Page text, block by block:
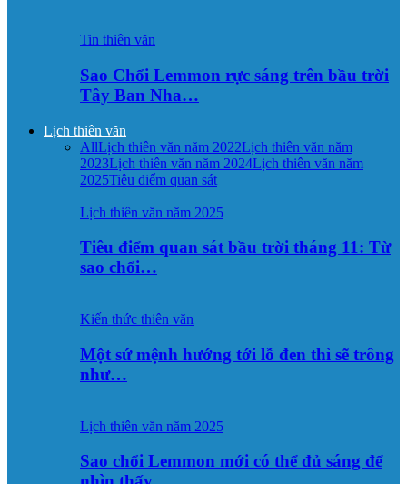
Tin thiên văn
Sao Chổi Lemmon rực sáng trên bầu trời
Tây Ban Nha…
Lịch thiên văn
AllLịch thiên văn năm 2022Lịch thiên văn năm
2023Lịch thiên văn năm 2024Lịch thiên văn năm
2025Tiêu điểm quan sát
Lịch thiên văn năm 2025
Tiêu điểm quan sát bầu trời tháng 11: Từ
sao chổi…
Kiến thức thiên văn
Một sứ mệnh hướng tới lỗ đen thì sẽ trông
như…
Lịch thiên văn năm 2025
Sao chổi Lemmon mới có thể đủ sáng để